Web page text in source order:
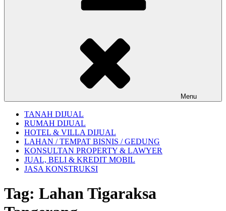
Menu
TANAH DIJUAL
RUMAH DIJUAL
HOTEL & VILLA DIJUAL
LAHAN / TEMPAT BISNIS / GEDUNG
KONSULTAN PROPERTY & LAWYER
JUAL, BELI & KREDIT MOBIL
JASA KONSTRUKSI
Tag: Lahan Tigaraksa